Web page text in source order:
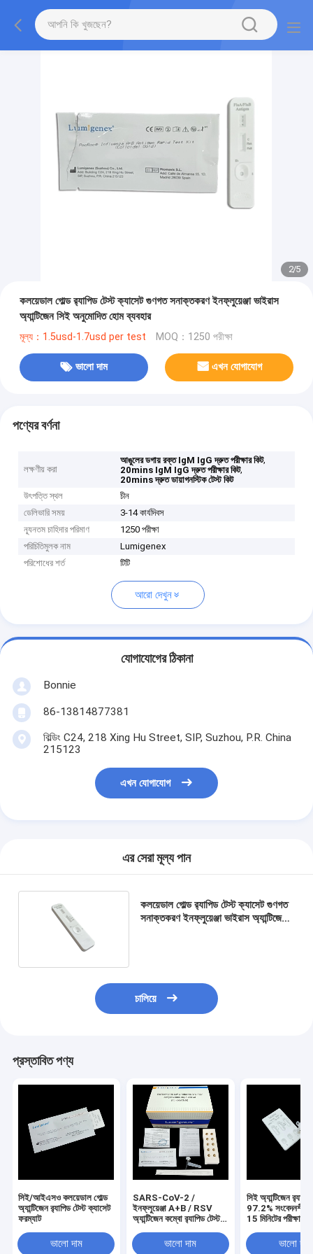
2/5
কলয়েডাল গোল্ড র‍্যাপিড টেস্ট ক্যাসেট গুণগত সনাক্তকরণ ইনফ্লুয়েঞ্জা ভাইরাস
অ্যান্টিজেন সিই অনুমোদিত হোম ব্যবহার
মূল্য：1.5usd-1.7usd per test MOQ：1250 পরীক্ষা
ভালো দাম এখন যোগাযোগ
পণ্যের বর্ণনা
লক্ষণীয় করা
আঙুলের ডগায় রক্ত ​​IgM IgG দ্রুত পরীক্ষার কিট,
20mins IgM IgG দ্রুত পরীক্ষার কিট,
20mins দ্রুত ডায়াগনস্টিক টেস্ট কিট
উৎপত্তি স্থল
চীন
ডেলিভারি সময়
3-14 কার্যদিবস
ন্যূনতম চাহিদার পরিমাণ
1250 পরীক্ষা
পরিচিতিমুলক নাম
Lumigenex
পরিশোধের শর্ত
টিটি
আরো দেখুন
যোগাযোগের ঠিকানা
Bonnie
86-13814877381
বিল্ডিং C24, 218 Xing Hu Street, SIP, Suzhou, P.R. China
215123
এখন যোগাযোগ
এর সেরা মূল্য পান
কলয়েডাল গোল্ড র‍্যাপিড টেস্ট ক্যাসেট গুণগত
সনাক্তকরণ ইনফ্লুয়েঞ্জা ভাইরাস অ্যান্টিজেন
চালিয়ে
প্রস্তাবিত পণ্য
সিই/আইএসও কলয়েডাল গোল্ড
অ্যান্টিজেন র‌্যাপিড টেস্ট ক্যাসেট
ফরম্যাট
ভালো দাম
SARS-CoV-2 /
ইনফ্লুয়েঞ্জা A+B / RSV
অ্যান্টিজেন কম্বো র‌্যাপিড টেস্ট
ভালো দাম
সিই অ্যান্টিজেন
97.2%
15 মিনিটের পরীক্ষার
ভালো দাম